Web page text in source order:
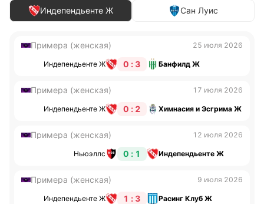
Индепендьенте Ж Сан Луис
Примера (женская) 25 июля 2026
Индепендьенте Ж 0 : 3 Банфилд Ж
Примера (женская) 17 июля 2026
Индепендьенте Ж 0 : 2 Химнасия и Эсгрима Ж
Примера (женская) 12 июля 2026
Ньюэллс 0 : 1 Индепендьенте Ж
Примера (женская) 9 июля 2026
Индепендьенте Ж 1 : 3 Расинг Клуб Ж